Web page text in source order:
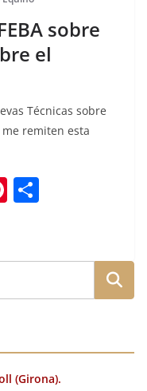
sobre
el
Técnicas sobre
me remiten esta
Pi
re
st
p
a
ir
(Girona).